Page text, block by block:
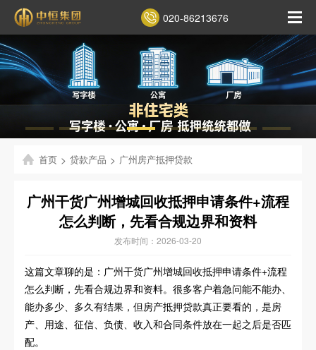
020-86213676
首页 > 贷款产品 > 广州房产抵押贷款
广州干货广州增城回收抵押申请条件+流程
怎么判断，先看合规边界和资料
发布时间：2026-03-20
这篇文章聊的是：广州干货广州增城回收抵押申请条件+流程
怎么判断，先看合规边界和资料。很多客户着急问能不能办、
能办多少、多久有结果，但房产抵押贷款真正要看的，是房
产、用途、征信、负债、收入和合同条件放在一起之后是否匹
配。